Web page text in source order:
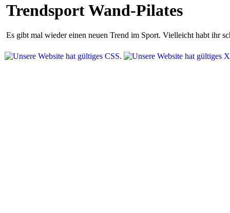
Trendsport Wand-Pilates
Es gibt mal wieder einen neuen Trend im Sport. Vielleicht habt ihr